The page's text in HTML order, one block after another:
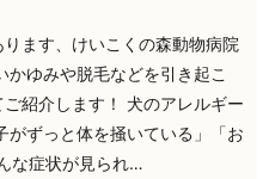
ます、けいこくの森動物病院
ゆみや脱毛などを引き起こ
紹介します！ 犬のアレルギー
がずっと体を掻いている」「お
な症状が見られ…